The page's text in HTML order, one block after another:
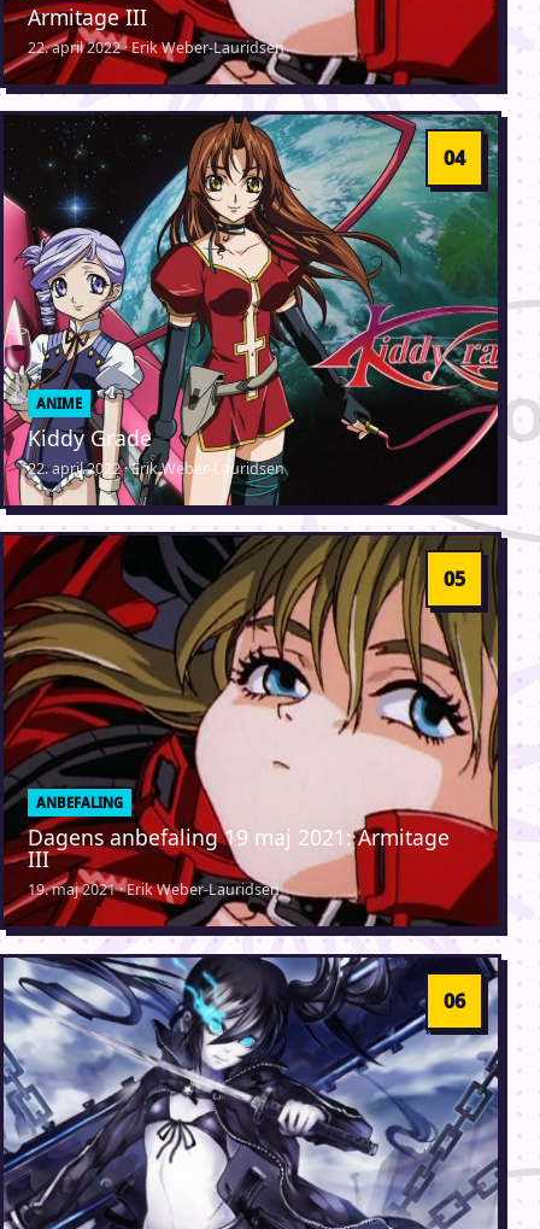
Armitage III
22. april 2022 · Erik Weber-Lauridsen
ANIME
Kiddy Grade
22. april 2022 · Erik Weber-Lauridsen
ANBEFALING
Dagens anbefaling 19 maj 2021: Armitage
III
19. maj 2021 · Erik Weber-Lauridsen